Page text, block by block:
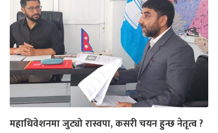
महाधिवेशनमा जुट्यो रास्वपा, कसरी चयन हुन्छ नेतृत्व ?